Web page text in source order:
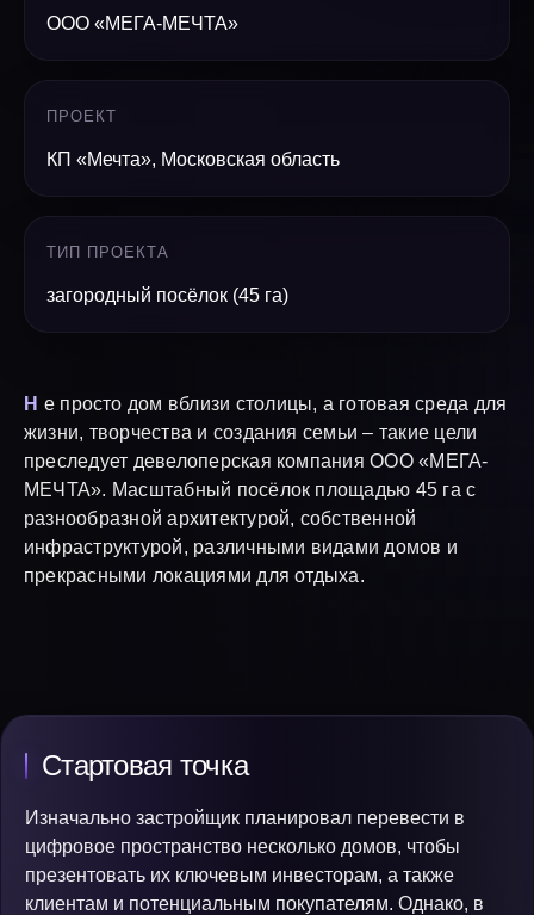
ООО «МЕГА-МЕЧТА»
ПРОЕКТ
КП «Мечта», Московская область
ТИП ПРОЕКТА
загородный посёлок (45 га)
Н е просто дом вблизи столицы, а готовая среда для
жизни, творчества и создания семьи – такие цели
преследует девелоперская компания ООО «МЕГА-
МЕЧТА». Масштабный посёлок площадью 45 га с
разнообразной архитектурой, собственной
инфраструктурой, различными видами домов и
прекрасными локациями для отдыха.
Стартовая точка
Изначально застройщик планировал перевести в
цифровое пространство несколько домов, чтобы
презентовать их ключевым инвесторам, а также
клиентам и потенциальным покупателям. Однако, в